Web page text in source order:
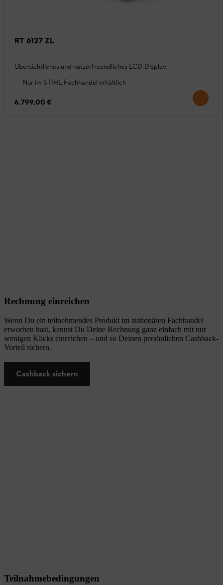
RT 6127 ZL
Übersichtliches und nutzerfreundliches LCD-Display
Nur im STIHL Fachhandel erhältlich
6.799,00 €
Rechnung einreichen
Wenn Du ein teilnehmendes Produkt im stationären Fachhandel
erworben hast, kannst Du Deine Rechnung ganz einfach mit nur
wenigen Klicks einreichen – und so Deinen persönlichen Cashback-
Vorteil sichern.
Cashback sichern
Teilnahmebedingungen